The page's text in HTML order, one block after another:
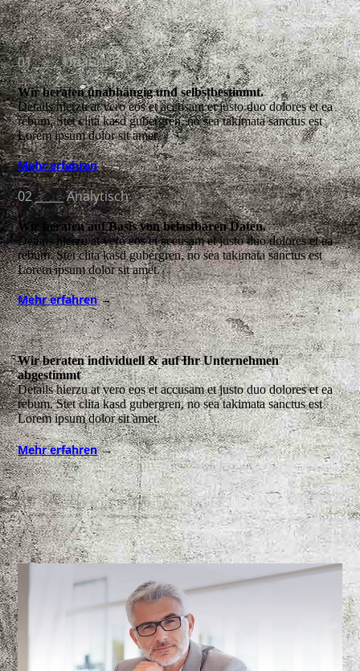
01_____ Unabhängig
Wir beraten unabhängig und selbstbestimmt.
Details hierzu at vero eos et accusam et justo duo dolores et ea
rebum. Stet clita kasd gubergren, no sea takimata sanctus est
Lorem ipsum dolor sit amet.
Mehr erfahren →
02 _____ Analytisch
Wir beraten auf Basis von belastbaren Daten.
Details hierzu at vero eos et accusam et justo duo dolores et ea
rebum. Stet clita kasd gubergren, no sea takimata sanctus est
Lorem ipsum dolor sit amet.
Mehr erfahren→
03 _____ Individuell
Wir beraten individuell & auf Ihr Unternehmen
abgestimmt
Details hierzu at vero eos et accusam et justo duo dolores et ea
rebum. Stet clita kasd gubergren, no sea takimata sanctus est
Lorem ipsum dolor sit amet.
Mehr erfahren →